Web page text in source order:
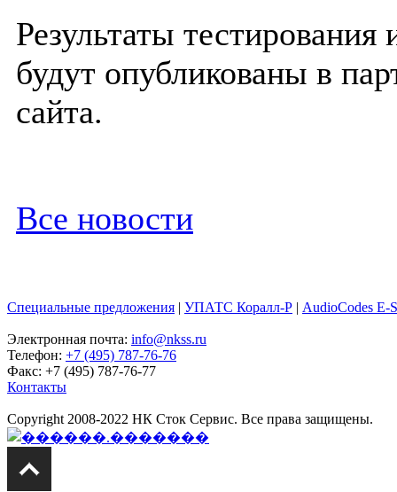
Результаты тестирования
будут опубликованы в
сайта.
Все новости
Специальные предложения | УПАТС Коралл-Р | AudioCodes E-
Электронная почта: info@nkss.ru
Телефон: +7 (495) 787-76-76
Факс: +7 (495) 787-76-77
Контакты
Copyright 2008-2022 НК Сток Сервис. Все права защищены.